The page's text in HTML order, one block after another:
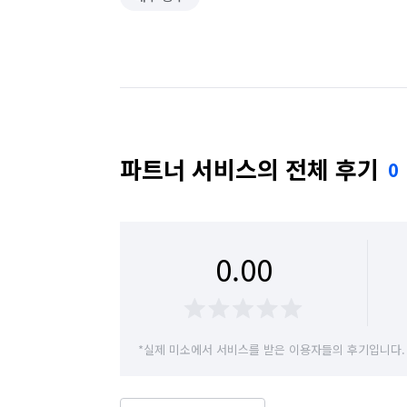
파트너 서비스의 전체 후기 0
0.00
*실제 미소에서 서비스를 받은 이용자들의 후기입니다.